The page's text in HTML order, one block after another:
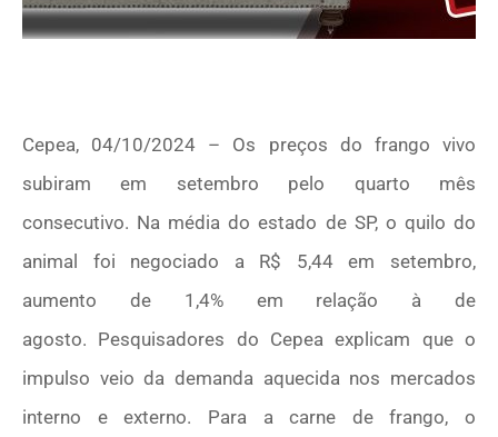
Cepea, 04/10/2024 – Os preços do frango vivo
subiram em setembro pelo quarto mês
consecutivo. Na média do estado de SP, o quilo do
animal foi negociado a R$ 5,44 em setembro,
aumento de 1,4% em relação à de
agosto. Pesquisadores do Cepea explicam que o
impulso veio da demanda aquecida nos mercados
interno e externo. Para a carne de frango, o